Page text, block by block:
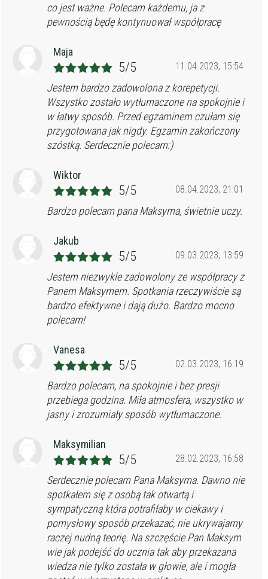
co jest ważne. Polecam każdemu, ja z
pewnością będę kontynuował współpracę
Maja
11.04.2023, 15:54
5/5
Jestem bardzo zadowolona z korepetycji.
Wszystko zostało wytłumaczone na spokojnie i
w łatwy sposób. Przed egzaminem czułam się
przygotowana jak nigdy. Egzamin zakończony
szóstką. Serdecznie polecam:)
Wiktor
08.04.2023, 21:01
5/5
Bardzo polecam pana Maksyma, świetnie uczy.
Jakub
09.03.2023, 13:59
5/5
Jestem niezwykle zadowolony ze współpracy z
Panem Maksymem. Spotkania rzeczywiście są
bardzo efektywne i dają dużo. Bardzo mocno
polecam!
Vanesa
02.03.2023, 16:19
5/5
Bardzo polecam, na spokojnie i bez presji
przebiega godzina. Miła atmosfera, wszystko w
jasny i zrozumiały sposób wytłumaczone.
Maksymilian
28.02.2023, 16:58
5/5
Serdecznie polecam Pana Maksyma. Dawno nie
spotkałem się z osobą tak otwartą i
sympatyczną która potrafiłaby w ciekawy i
pomysłowy sposób przekazać, nie ukrywajamy
raczej nudną teorię. Na szczęście Pan Maksym
wie jak podejść do ucznia tak aby przekazana
wiedza nie tylko została w głowie, ale i mogła